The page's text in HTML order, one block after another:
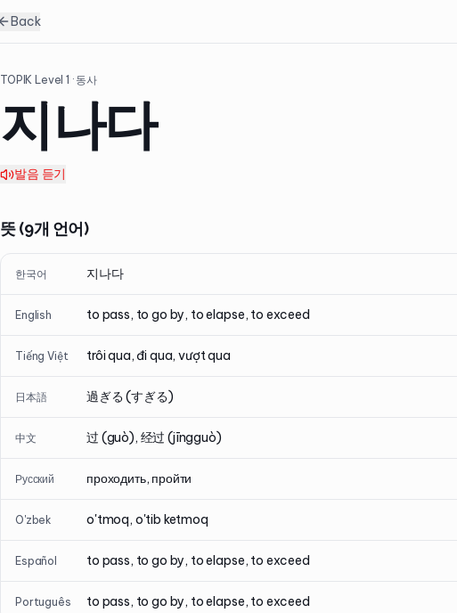
Back
TOPIK Level1 · 동사
지나다
발음 듣기
뜻 (9개 언어)
한국어 지나다
English to pass, to go by, to elapse, to exceed
Tiếng Việt trôi qua, đi qua, vượt qua
日本語 過ぎる (すぎる)
中文 过 (guò), 经过 (jīngguò)
Русский проходить, пройти
O'zbek o'tmoq, o'tib ketmoq
Español to pass, to go by, to elapse, to exceed
Português to pass, to go by, to elapse, to exceed